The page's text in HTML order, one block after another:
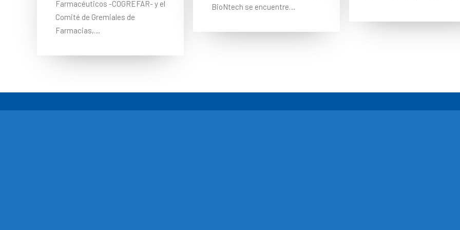
Farmacéuticos -COGREFAR- y el
Comité de Gremiales de
Farmacias,…
BioNtech se encuentre…